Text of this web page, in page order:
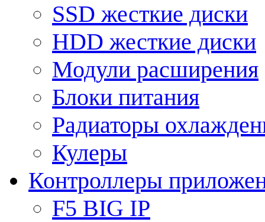
SSD жесткие диски
HDD жесткие диски
Модули расширения
Блоки питания
Радиаторы
Кулеры
Контроллеры
F5 BIG IP